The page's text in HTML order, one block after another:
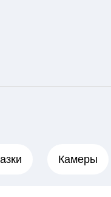
Камеры